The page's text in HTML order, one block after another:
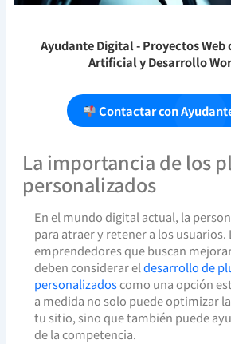
Ayudante Digital- Proyectos
Artificial y Desarrollo
Contactar con
La importancia de los
personalizados
En el mundo digital actual, la
para atraer y retener a los usuarios.
emprendedores que buscan
deben considerar eldesarrollo de
personalizadoscomo una opción
a medida no solo puede optimizar
tu sitio, sino que también puede
de la competencia.